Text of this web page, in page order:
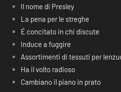
Il nome di Presley
La pena per le streghe
É concitato in chi discute
Induce a fuggire
Assortimenti di tessuti per
Ha il volto radioso
Cambiano il piano in prato